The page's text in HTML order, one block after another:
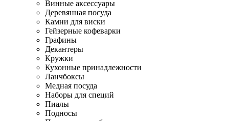
Винные аксессуары
Деревянная посуда
Камни для виски
Гейзерные кофеварки
Графины
Декантеры
Кружки
Кухонные принадлежности
Ланчбоксы
Медная посуда
Наборы для специй
Пиалы
Подносы